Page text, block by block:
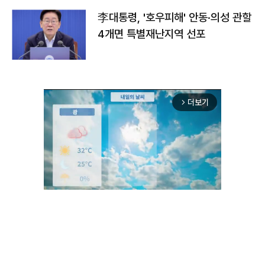
李대통령, '호우피해' 안동·의성 관할
4개면 특별재난지역 선포
arrow_forward_ios 더보기